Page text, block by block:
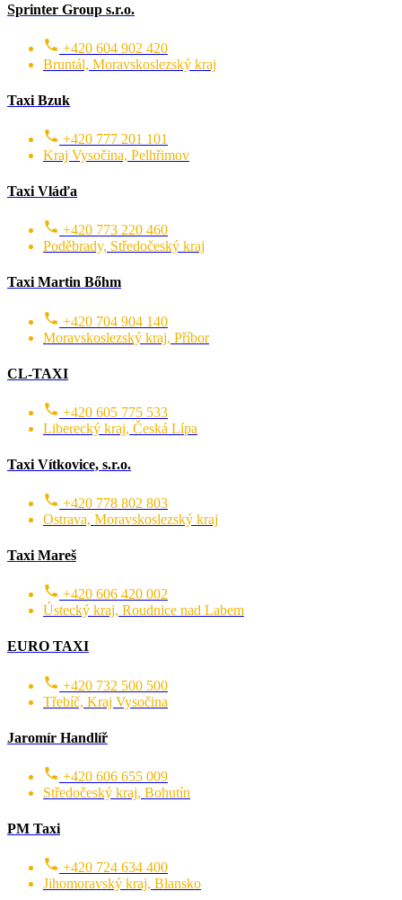
Sprinter Group s.r.o.
+420 604 902 420
Bruntál, Moravskoslezský kraj
Taxi Bzuk
+420 777 201 101
Kraj Vysočina, Pelhřimov
Taxi Vláďa
+420 773 220 460
Poděbrady, Středočeský kraj
Taxi Martin Bőhm
+420 704 904 140
Moravskoslezský kraj, Příbor
CL-TAXI
+420 605 775 533
Liberecký kraj, Česká Lípa
Taxi Vítkovice, s.r.o.
+420 778 802 803
Ostrava, Moravskoslezský kraj
Taxi Mareš
+420 606 420 002
Ústecký kraj, Roudnice nad Labem
EURO TAXI
+420 732 500 500
Třebíč, Kraj Vysočina
Jaromír Handlíř
+420 606 655 009
Středočeský kraj, Bohutín
PM Taxi
+420 724 634 400
Jihomoravský kraj, Blansko